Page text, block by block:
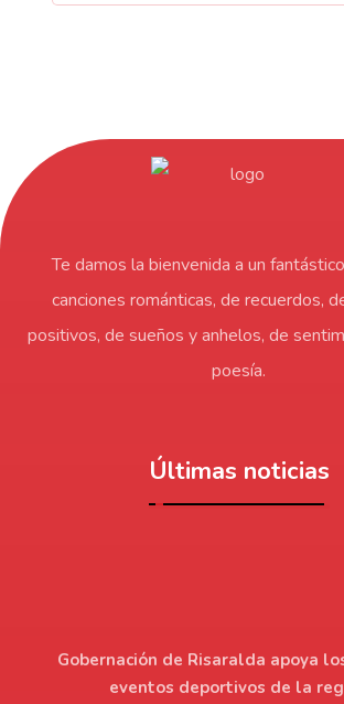
Te damos la bienvenida a un
canciones románticas, de recuerdos,
positivos, de sueños y anhelos, de
poesía.
Últimas noticias
Gobernación de Risaralda apoya
eventos deportivos de la